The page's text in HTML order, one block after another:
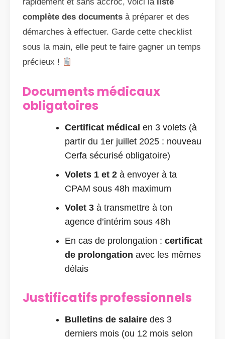
complète des documents à préparer et des
démarches à effectuer. Garde cette checklist
sous la main, elle peut te faire gagner un temps
précieux !
Documents médicaux
obligatoires
Certificat médical en 3 volets (à
partir du 1er juillet 2025 : nouveau
Cerfa sécurisé obligatoire)
Volets 1 et 2 à envoyer à ta
CPAM sous 48h maximum
Volet 3 à transmettre à ton
agence d’intérim sous 48h
En cas de prolongation : certificat
de prolongation avec les mêmes
délais
Justificatifs professionnels
Bulletins de salaire des 3
derniers mois (ou 12 mois selon